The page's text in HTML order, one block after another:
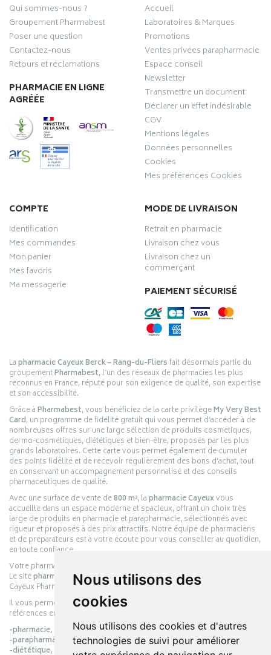
Nous utilisons des
cookies
Nous utilisons des cookies et d'autres
technologies de suivi pour améliorer
Qui sommes-nous ?
Groupement Pharmabest
Poser une question
Contactez-nous
Retours et réclamations
PHARMACIE EN LIGNE
AGRÉÉE
Accueil
Laboratoires & Marques
Promotions
Ventes privées parapharmacie
Espace conseil
Newsletter
Transmettre un document
Déclarer un effet indésirable
CGV
Mentions légales
Données personnelles
Cookies
Mes préférences Cookies
COMPTE
Identification
Mes commandes
Mon panier
Mes favoris
Ma messagerie
MODE DE LIVRAISON
Retrait en pharmacie
Livraison chez vous
Livraison chez un
commerçant
PAIEMENT SÉCURISÉ
Lapharmacie Cayeux Berck – Rang-du-Fliersfait désormais partie du
groupementPharmabest, l’un des réseaux de pharmacies les plus
reconnus en France, réputé pour son exigence de qualité, son expertise
et son accessibilité.
Grâce àPharmabest, vous bénéficiez de la carte privilègeMy Very Best
Card, un programme de fidélité gratuit qui vous permet d’accéder à de
nombreuses offres sur une large sélection de produits cosmétiques,
dermo-cosmétiques, diététiques et bien-être, proposés par les plus
grands laboratoires. Cette carte vous permet également de cumuler
des points fidélité et de recevoir régulièrement des bons d’achat, tout
en conservant un accompagnement personnalisé et des conseils
pharmaceutiques de qualité.
Avec une surface de vente de800 m², lapharmacie Cayeuxvous
accueille dans un espace moderne et spacieux, offrant un choix très
large de produits en pharmacie et parapharmacie, sélectionnés avec
rigueur et proposés à des prix attractifs. Notre équipe de pharmaciens
et de préparateurs est à votre écoute pour vous conseiller au quotidien,
en toute confiance.
Votre pharmacie en ligne :
Le sitepharmacie-cayeux.frest le prolongement digital de la pharmacie
Cayeux Pharmabest Berck-sur-Mer – Rang-du-Fliers.
Il vous permet de réaliser vos achats en ligne parmi des milliers de
références en :
-pharmacie,
-parapharmacie,
-diététique,